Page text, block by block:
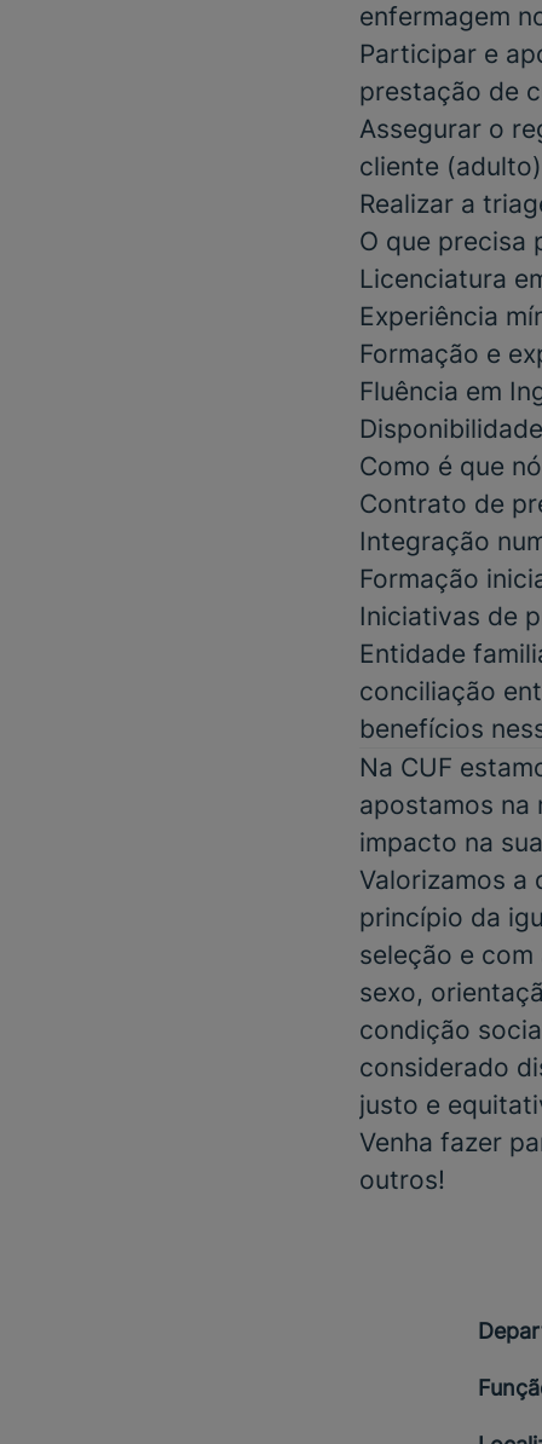
enfermagem
Participar e
prestação de
Assegurar o
cliente
Realizar a
O que precisa
Licenciatura
Experiência
Formação e
Fluência em
Como é que
Contrato de
Integração
Formação
Iniciativas de
Entidade
conciliação
benefícios
Na CUF
apostamos na
impacto na
Valorizamos a
princípio da
seleção e
sexo,
condição
considerado
justo e
Venha fazer
outros!